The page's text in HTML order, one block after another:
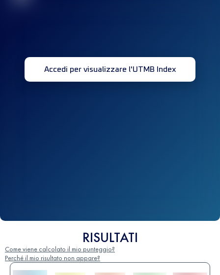
Accedi per visualizzare l'UTMB Index
RISULTATI
Come viene calcolato il mio punteggio?
Perché il mio risultato non appare?